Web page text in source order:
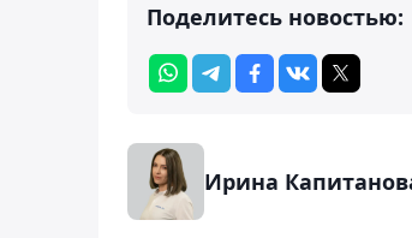
Поделитесь новостью:
Ирина